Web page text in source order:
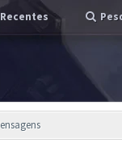
Recentes